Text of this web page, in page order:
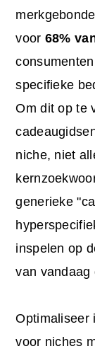
voor 68%
specifieke
Om dit op te
niche, niet
generieke
inspelen op
van vandaag
Optimaliseer
voor niches